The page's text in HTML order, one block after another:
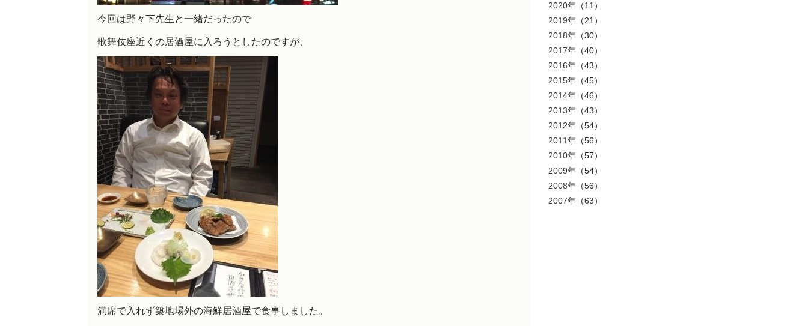
今回は野々下先生と一緒だったので
歌舞伎座近くの居酒屋に入ろうとしたのですが、
満席で入れず築地場外の海鮮居酒屋で食事しました。
2020年 （11）
2019年 （21）
2018年 （30）
2017年 （40）
2016年 （43）
2015年 （45）
2014年 （46）
2013年 （43）
2012年 （54）
2011年 （56）
2010年 （57）
2009年 （54）
2008年 （56）
2007年 （63）